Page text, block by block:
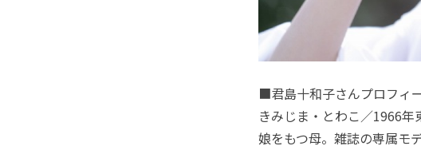
■君島十和子さんプロフィ
きみじま・とわこ／1966
娘をもつ母。雑誌の専属モ